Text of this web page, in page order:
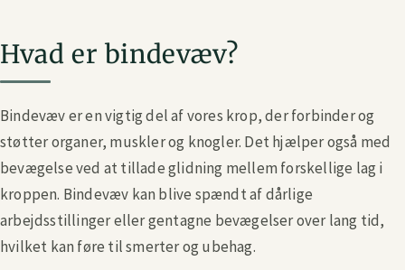
Hvad er bindevæv?
Bindevæv er en vigtig del af vores krop, der forbinder og
støtter organer, muskler og knogler. Det hjælper også med
bevægelse ved at tillade glidning mellem forskellige lag i
kroppen. Bindevæv kan blive spændt af dårlige
arbejdsstillinger eller gentagne bevægelser over lang tid,
hvilket kan føre til smerter og ubehag.